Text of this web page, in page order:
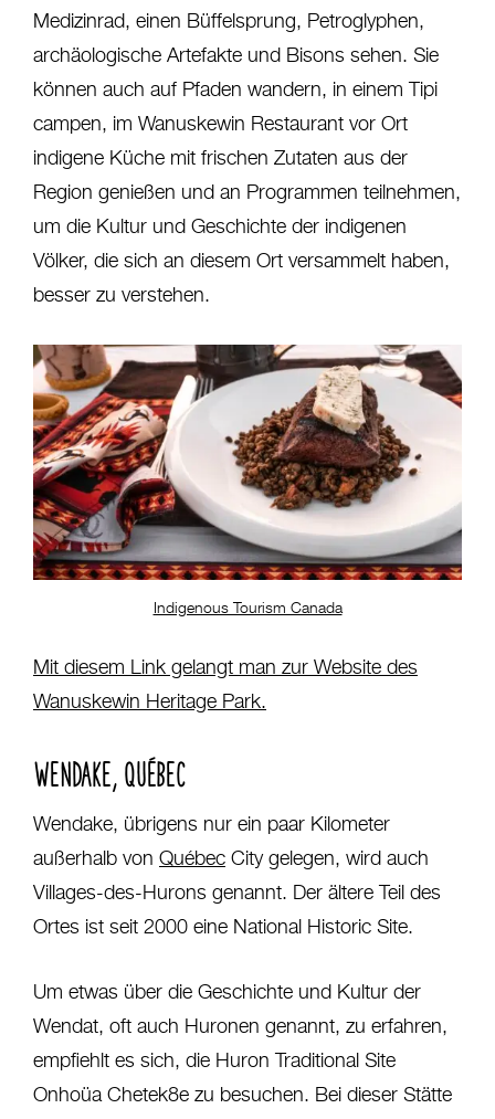
Medizinrad, einen Büffelsprung, Petroglyphen,
archäologische Artefakte und Bisons sehen. Sie
können auch auf Pfaden wandern, in einem Tipi
campen, im Wanuskewin Restaurant vor Ort
indigene Küche mit frischen Zutaten aus der
Region genießen und an Programmen teilnehmen,
um die Kultur und Geschichte der indigenen
Völker, die sich an diesem Ort versammelt haben,
besser zu verstehen.
Indigenous Tourism Canada
Mit diesem Link gelangt man zur Website des
Wanuskewin Heritage Park.
WENDAKE, QUÉBEC
Wendake, übrigens nur ein paar Kilometer
außerhalb von Québec City gelegen, wird auch
Villages-des-Hurons genannt. Der ältere Teil des
Ortes ist seit 2000 eine National Historic Site.
Um etwas über die Geschichte und Kultur der
Wendat, oft auch Huronen genannt, zu erfahren,
empfiehlt es sich, die Huron Traditional Site
Onhoüa Chetek8e zu besuchen. Bei dieser Stätte